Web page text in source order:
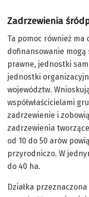
Zadrzewienia
Ta pomoc również ma
dofinansowanie mogą
prawne, jednostki
jednostki
województw.
współwłaścicielami
zadrzewienie i
zadrzewienia
od 10 do 50 arów
przyrodniczo. W
do 40 ha.
Działka